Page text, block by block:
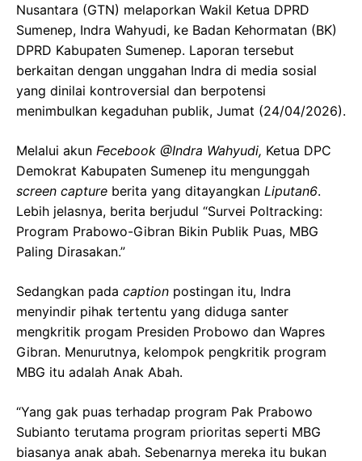
Nusantara (GTN) melaporkan Wakil Ketua DPRD
Sumenep, Indra Wahyudi, ke Badan Kehormatan (BK)
DPRD Kabupaten Sumenep. Laporan tersebut
berkaitan dengan unggahan Indra di media sosial
yang dinilai kontroversial dan berpotensi
menimbulkan kegaduhan publik, Jumat (24/04/2026).
Melalui akun Fecebook @Indra Wahyudi, Ketua DPC
Demokrat Kabupaten Sumenep itu mengunggah
screen capture berita yang ditayangkan Liputan6.
Lebih jelasnya, berita berjudul “Survei Poltracking:
Program Prabowo-Gibran Bikin Publik Puas, MBG
Paling Dirasakan.”
Sedangkan pada caption postingan itu, Indra
menyindir pihak tertentu yang diduga santer
mengkritik progam Presiden Probowo dan Wapres
Gibran. Menurutnya, kelompok pengkritik program
MBG itu adalah Anak Abah.
“Yang gak puas terhadap program Pak Prabowo
Subianto terutama program prioritas seperti MBG
biasanya anak abah. Sebenarnya mereka itu bukan